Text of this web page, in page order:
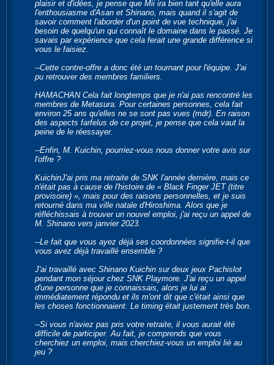
plaisir et d'idées, je pense que Mii ira bien tant qu'elle aura
l'enthousiasme d'Asan et Shinano, mais quand il s'agit de
savoir comment l'aborder d'un point de vue technique, j'ai
besoin de quelqu'un qui connaît le domaine dans le passé. Je
savais par expérience que cela ferait une grande différence si
vous le faisiez.
--Cette contre-offre a donc été un tournant pour l'équipe. J'ai
pu retrouver des membres familiers.
HAMACHAN Cela fait longtemps que je n'ai pas rencontré les
membres de Metasura. Pour certaines personnes, cela fait
environ 25 ans qu'elles ne se sont pas vues (mdr). En raison
des aspects farfelus de ce projet, je pense que cela vaut la
peine de le réessayer.
--Enfin, M. Kuichin, pourriez-vous nous donner votre avis sur
l'offre ?
KuichinJ'ai pris ma retraite de SNK l'année dernière, mais ce
n'était pas à cause de l'histoire de « Black Finger JET (titre
provisoire) », mais pour des raisons personnelles, et je suis
retourné dans ma ville natale d'Hiroshima. Alors que je
réfléchissais à trouver un nouvel emploi, j'ai reçu un appel de
M. Shinano vers janvier 2023.
--Le fait que vous ayez déjà ses coordonnées signifie-t-il que
vous avez déjà travaillé ensemble ?
J'ai travaillé avec Shinano Kuichin sur deux jeux Pachislot
pendant mon séjour chez SNK Playmore. J'ai reçu un appel
d'une personne que je connaissais, alors je lui ai
immédiatement répondu et ils m'ont dit que c'était ainsi que
les choses fonctionnaient. Le timing était justement très bon.
--Si vous n'aviez pas pris votre retraite, il vous aurait été
difficile de participer. Au fait, je comprends que vous
cherchiez un emploi, mais cherchiez-vous un emploi lié au
jeu ?